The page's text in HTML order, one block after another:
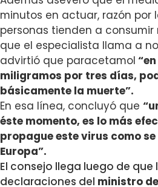
minutos en actuar, razón por
personas tienden a consumir
que el especialista llama a
advirtió que paracetamol
miligramos por tres días,
básicamente la muerte”.
En esa línea, concluyó que
éste momento, es lo más
propague este virus como
Europa”.
El consejo llega luego de
declaraciones del ministro